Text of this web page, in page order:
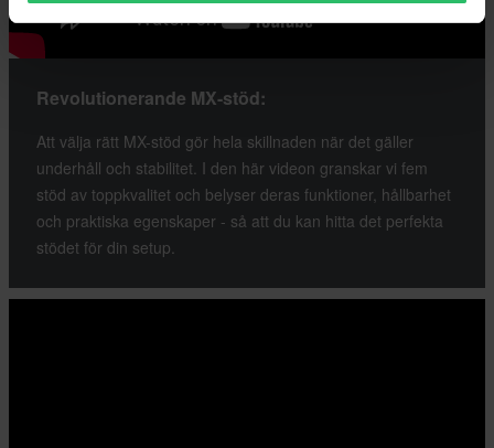
Revolutionerande MX-stöd:
Att välja rätt MX-stöd gör hela skillnaden när det gäller
underhåll och stabilitet. I den här videon granskar vi fem
stöd av toppkvalitet och belyser deras funktioner, hållbarhet
och praktiska egenskaper - så att du kan hitta det perfekta
stödet för din setup.